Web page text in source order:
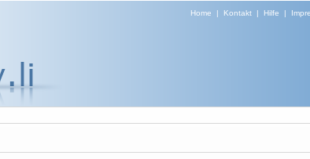
Home | Kontakt| Hilfe |